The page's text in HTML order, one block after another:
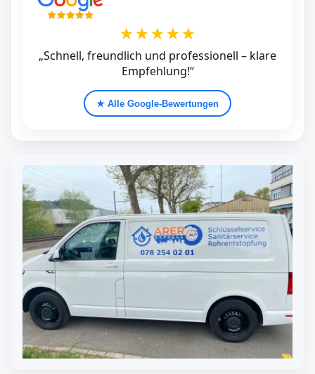
★★★★★
„Schnell, freundlich und professionell – klare
Empfehlung!“
★ Alle Google‑Bewertungen